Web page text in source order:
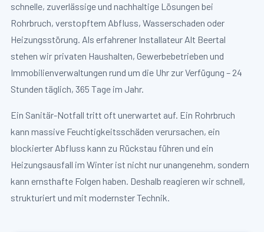
schnelle, zuverlässige und nachhaltige Lösungen bei
Rohrbruch, verstopftem Abfluss, Wasserschaden oder
Heizungsstörung. Als erfahrener Installateur Alt Beertal
stehen wir privaten Haushalten, Gewerbebetrieben und
Immobilienverwaltungen rund um die Uhr zur Verfügung – 24
Stunden täglich, 365 Tage im Jahr.
Ein Sanitär-Notfall tritt oft unerwartet auf. Ein Rohrbruch
kann massive Feuchtigkeitsschäden verursachen, ein
blockierter Abfluss kann zu Rückstau führen und ein
Heizungsausfall im Winter ist nicht nur unangenehm, sondern
kann ernsthafte Folgen haben. Deshalb reagieren wir schnell,
strukturiert und mit modernster Technik.